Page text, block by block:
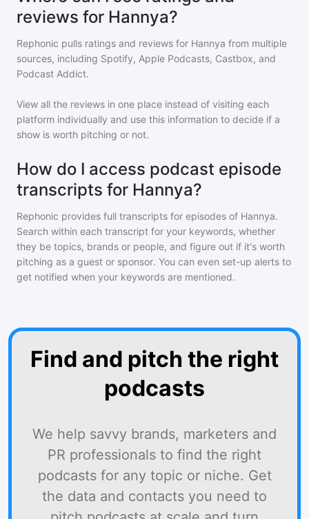
reviews for Hannya?
Rephonic pulls ratings and reviews for Hannya from multiple
sources, including Spotify, Apple Podcasts, Castbox, and
Podcast Addict.
View all the reviews in one place instead of visiting each
platform individually and use this information to decide if a
show is worth pitching or not.
How do I access podcast episode
transcripts for Hannya?
Rephonic provides full transcripts for episodes of Hannya.
Search within each transcript for your keywords, whether
they be topics, brands or people, and figure out if it's worth
pitching as a guest or sponsor. You can even set-up alerts to
get notified when your keywords are mentioned.
Find and pitch the right
podcasts
We help savvy brands, marketers and
PR professionals to find the right
podcasts for any topic or niche. Get
the data and contacts you need to